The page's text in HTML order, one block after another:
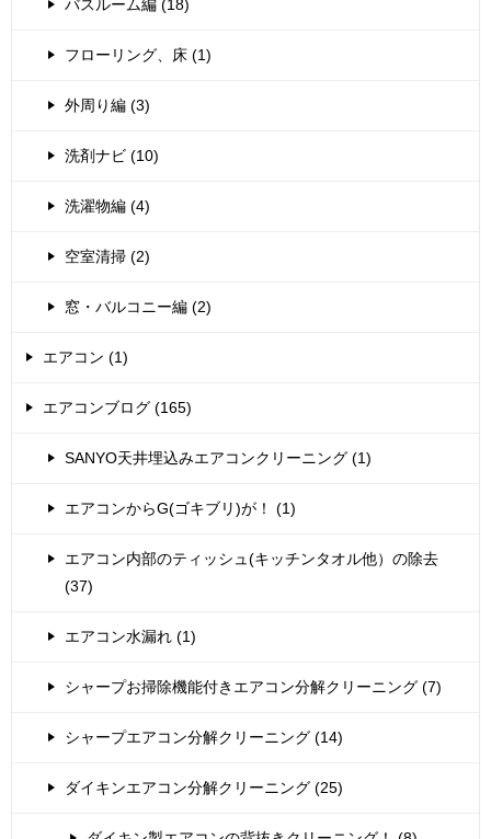
バスルーム編 (18)
フローリング、床 (1)
外周り編 (3)
洗剤ナビ (10)
洗濯物編 (4)
空室清掃 (2)
窓・バルコニー編 (2)
エアコン (1)
エアコンブログ (165)
SANYO天井埋込みエアコンクリーニング (1)
エアコンからG(ゴキブリ)が！ (1)
エアコン内部のティッシュ(キッチンタオル他）の除去
(37)
エアコン水漏れ (1)
シャープお掃除機能付きエアコン分解クリーニング (7)
シャープエアコン分解クリーニング (14)
ダイキンエアコン分解クリーニング (25)